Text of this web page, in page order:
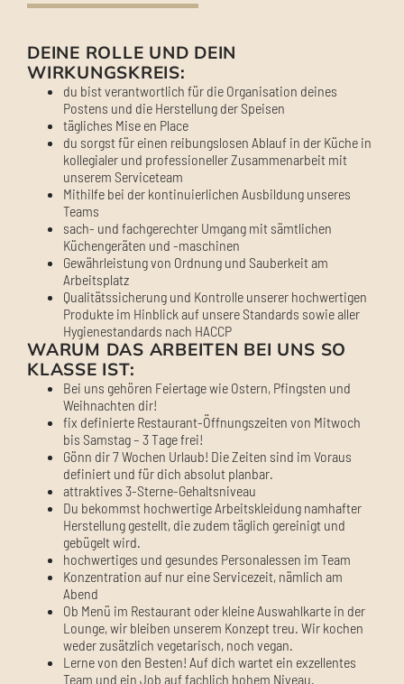
DEINE ROLLE UND DEIN
WIRKUNGSKREIS:
du bist verantwortlich für die Organisation deines
Postens und die Herstellung der Speisen
tägliches Mise en Place
du sorgst für einen reibungslosen Ablauf in der Küche in
kollegialer und professioneller Zusammenarbeit mit
unserem Serviceteam
Mithilfe bei der kontinuierlichen Ausbildung unseres
Teams
sach- und fachgerechter Umgang mit sämtlichen
Küchengeräten und -maschinen
Gewährleistung von Ordnung und Sauberkeit am
Arbeitsplatz
Qualitätssicherung und Kontrolle unserer hochwertigen
Produkte im Hinblick auf unsere Standards sowie aller
Hygienestandards nach HACCP
WARUM DAS ARBEITEN BEI UNS SO
KLASSE IST:
Bei uns gehören Feiertage wie Ostern, Pfingsten und
Weihnachten dir!
fix definierte Restaurant-Öffnungszeiten von Mitwoch
bis Samstag – 3 Tage frei!
Gönn dir 7 Wochen Urlaub! Die Zeiten sind im Voraus
definiert und für dich absolut planbar.
attraktives 3-Sterne-Gehaltsniveau
Du bekommst hochwertige Arbeitskleidung namhafter
Herstellung gestellt, die zudem täglich gereinigt und
gebügelt wird.
hochwertiges und gesundes Personalessen im Team
Konzentration auf nur eine Servicezeit, nämlich am
Abend
Ob Menü im Restaurant oder kleine Auswahlkarte in der
Lounge, wir bleiben unserem Konzept treu. Wir kochen
weder zusätzlich vegetarisch, noch vegan.
Lerne von den Besten! Auf dich wartet ein exzellentes
Team und ein Job auf fachlich hohem Niveau.